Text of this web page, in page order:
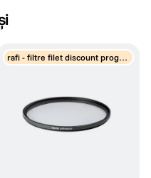
rafi - filtre filet discount progre